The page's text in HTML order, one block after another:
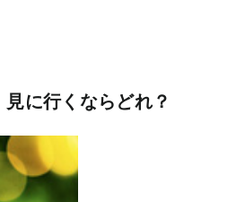
に行くならどれ？